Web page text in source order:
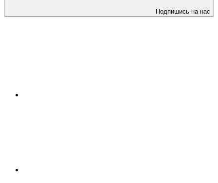
Подпишись на нас